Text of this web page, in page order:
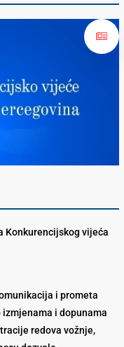
Konkurencijskog vijeća
i prometa
i dopunama
redova vožnje,